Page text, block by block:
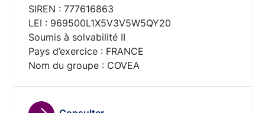
SIREN : 777616863
LEI : 969500L1X5V3V5W5QY20
Soumis à solvabilité II
Pays d’exercice : FRANCE
Nom du groupe : COVEA